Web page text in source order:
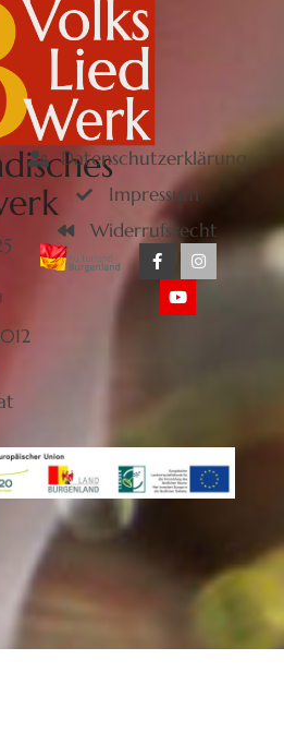
Datenschutzerklärung
Impressum
Widerrufsrecht